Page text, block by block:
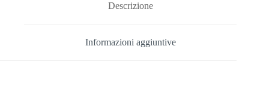
Descrizione
Informazioni aggiuntive